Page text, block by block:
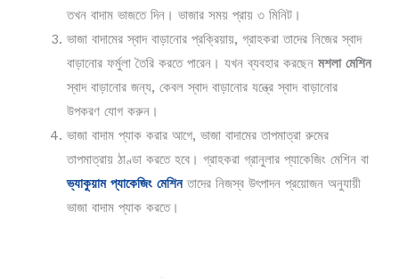
তখন বাদাম ভাজতে দিন। ভাজার সময় প্রায় ৩ মিনিট।
ভাজা বাদামের স্বাদ বাড়ানোর প্রক্রিয়ায়, গ্রাহকরা তাদের নিজের স্বাদ
বাড়ানোর ফর্মুলা তৈরি করতে পারেন। যখন ব্যবহার করছেন মশলা মেশিন
স্বাদ বাড়ানোর জন্য, কেবল স্বাদ বাড়ানোর যন্ত্রে স্বাদ বাড়ানোর
উপকরণ যোগ করুন।
ভাজা বাদাম প্যাক করার আগে, ভাজা বাদামের তাপমাত্রা রুমের
তাপমাত্রায় ঠাণ্ডা করতে হবে। গ্রাহকরা গ্রানুলার প্যাকেজিং মেশিন বা
ভ্যাকুয়াম প্যাকেজিং মেশিনতাদের নিজস্ব উৎপাদন প্রয়োজন অনুযায়ী
ভাজা বাদাম প্যাক করতে।